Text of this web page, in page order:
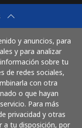
y anuncios, para
y para analizar
sobre tu
de redes sociales,
con otra
o que hayan
Para más
privacidad y otras
a tu disposición, por